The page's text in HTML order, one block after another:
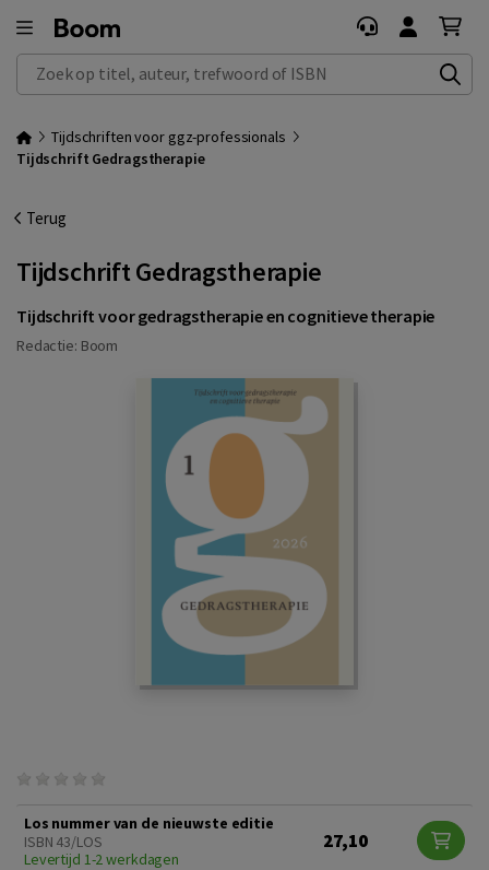
Zoek op titel, auteur, trefwoord of ISBN
Tijdschriften voor ggz-professionals
Tijdschrift Gedragstherapie
Terug
Tijdschrift Gedragstherapie
Tijdschrift voor gedragstherapie en cognitieve therapie
Redactie: Boom
Los nummer van de nieuwste editie
ISBN 43/LOS
Levertijd 1-2 werkdagen
27,10